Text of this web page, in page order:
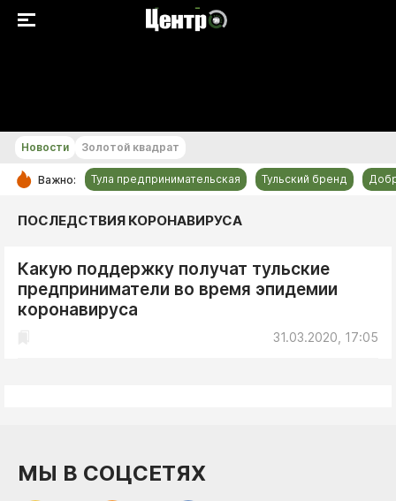
РУБРИКИ
Культура
Происшествия
Новости Золотой квадрат
Важно: Тула предпринимательская Тульский бренд
ПОСЛЕДСТВИЯ КОРОНАВИРУСА
Какую поддержку получат тульские
предприниматели во время эпидемии
коронавируса
31.03.2020, 17:05
МЫ В СОЦСЕТЯХ